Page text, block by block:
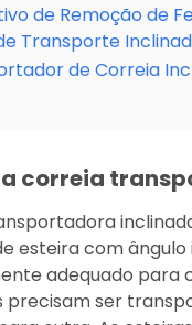
de Remoção de
Transporte
de Correia
correia
esteira com ângulo
adequado para
precisam ser